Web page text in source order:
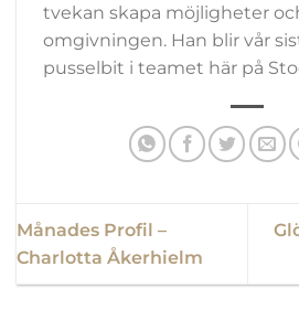
tvekan skapa möjligheter
omgivningen. Han blir vår
pusselbit i teamet här på
Månades Profil –
Charlotta Åkerhielm